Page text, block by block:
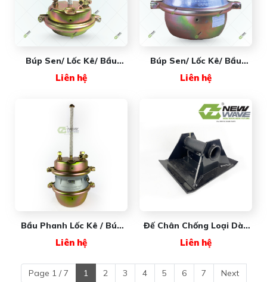
Búp Sen/ Lốc Kê/ Bầu
NW3519DA-U320 New
Liên hệ
Búp Sen/ Lốc Kê/ Bầu
Cùm Rời NW3530BA1YGK
Liên hệ
Bầu Phanh Lốc Kê / Búp
(thân Nhám) New Wave
Liên hệ
Đế Chân Chống Loại Dày
Liên hệ
Page 1 / 7 1 2 3 4 5 6 7
Next